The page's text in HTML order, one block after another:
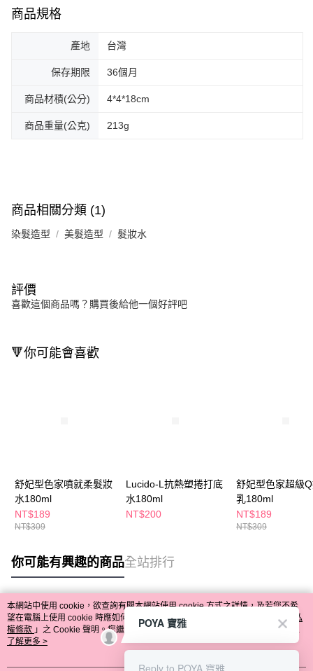
商品規格
產地 台灣
保存期限 36個月
商品材積(公分) 4*4*18cm
商品重量(公克) 213g
商品相關分類 (1)
染髮造型 美髮造型 髮妝水
評價
喜歡這個商品嗎？購買後給他一個好評吧
🔻你可能會喜歡
舒妃型色家噴就柔髮妝
水180ml
NT$189
NT$309
Lucido-L抗熱塑捲打底
水180ml
NT$200
舒妃型色家超級
乳180ml
NT$189
NT$309
你可能有興趣的商品全站排行
熱門標籤
本網站中使用 cookie，欲查詢有關本網站使用 cookie 方式之詳情，及若您不希
望在電腦上使用 cookie 時應如何變更電腦的 cookie 設定，請參閱本網站「 隱私
權條款 」之 Cookie 聲明。您繼續使用本網站即表示您同意本公司得按本網站使
用條款之 Cookie 聲明使用 cookie。
了解更多 >
POYA 寶雅
Reply to POYA 寶雅